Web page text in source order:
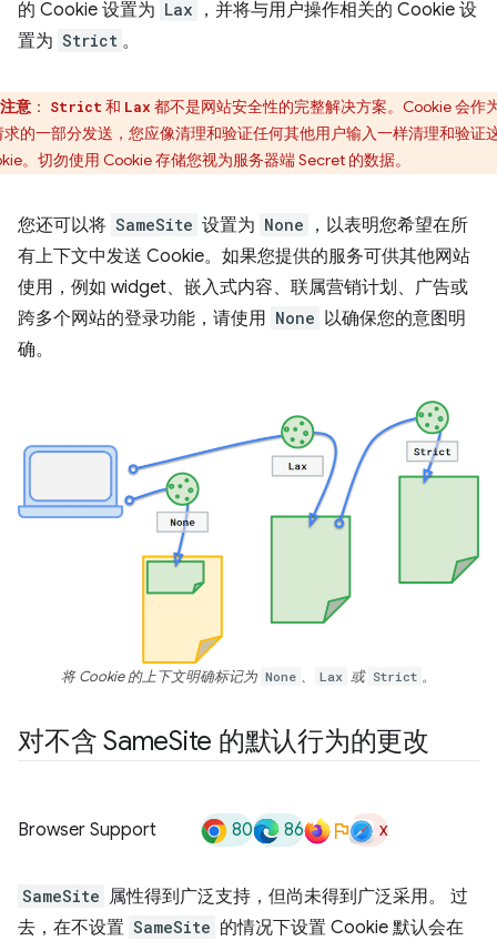
的 Cookie 设置为 Lax
，并将与用户操作相关的 Cookie 设
置为 Strict 。
注意 ： Strict 和 Lax 都不是网站安全性的完整解决方案。Cookie 会作
求的一部分发送，您应像清理和验证任何其他用户输入一样清理和验证
。切勿使用 Cookie 存储您视为服务器端 Secret 的数据。
您还可以将 SameSite 设置为 None
，以表明您希望在所
有上下文中发送 Cookie。如果您提供的服务可供其他网站
使用，例如 widget、嵌入式内容、联属营销计划、广告或
跨多个网站的登录功能，请使用 None 以确保您的意图明
确。
将 Cookie 的上下文明确标记为 None 、 Lax 或 Strict 。
对不含 SameSite 的默认行为的更改
Browser Support 80 86 x
SameSite 属性得到广泛支持，但尚未得到广泛采用。 过
去，在不设置 SameSite 的情况下设置 Cookie 默认会在